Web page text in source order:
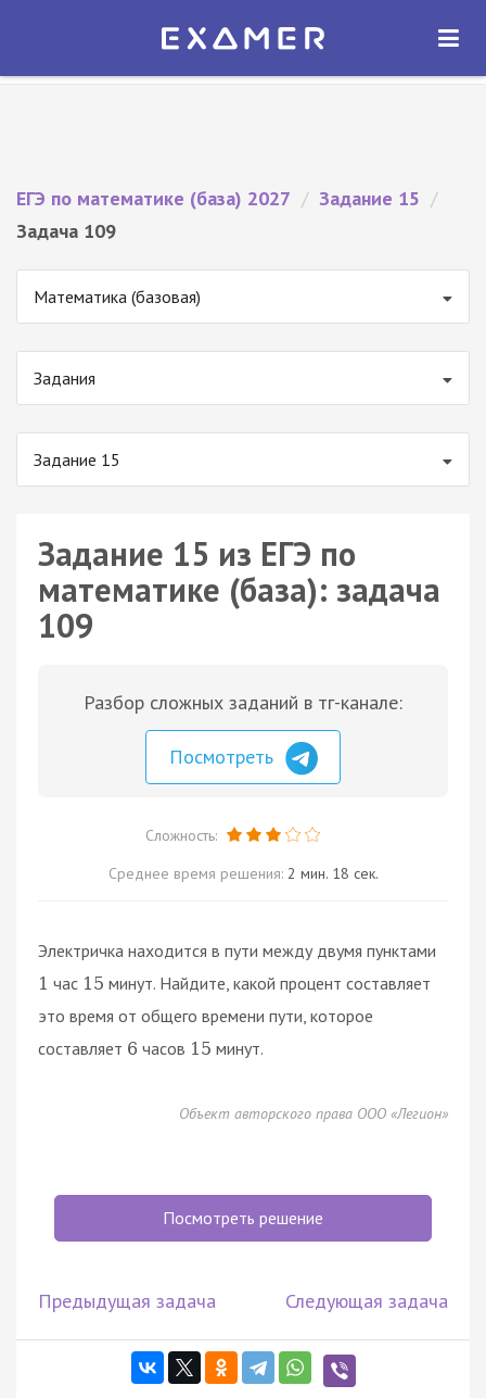
Экзамер — ЕГЭ 2027
ОТКРЫТЬ
ЕГЭ по математике (база) 2027 / Задание 15 /
Задача 109
Математика (базовая)
Задания
Задание 15
Задание 15 из ЕГЭ по
математике (база): задача
109
Разбор сложных заданий в тг-канале:
Посмотреть
Сложность:
Среднее время решения: 2 мин. 18 сек.
Электричка находится в пути между двумя пунктами
1 час 15 минут. Найдите, какой процент составляет
это время от общего времени пути, которое
составляет 6 часов 15 минут.
Объект авторского права ООО «Легион»
Посмотреть решение
Предыдущая задача Следующая задача